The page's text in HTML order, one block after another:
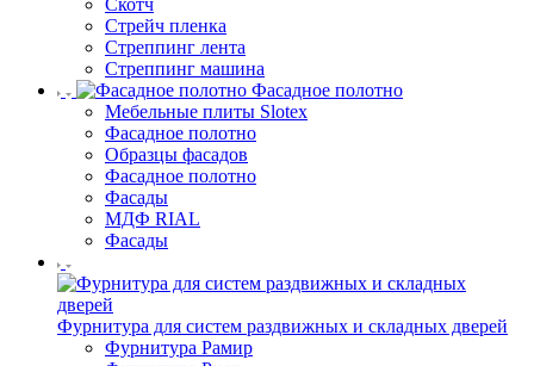
Скотч
Стрейч пленка
Стреппинг лента
Стреппинг машина
Фасадное полотно
Мебельные плиты Slotex
Фасадное полотно
Образцы фасадов
Фасадное полотно
Фасады
МДФ RIAL
Фасады
Фурнитура для систем раздвижных и складных дверей
Фурнитура Рамир